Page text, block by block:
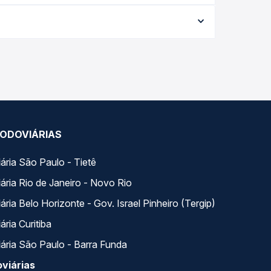
oferta para o seu roteiro.
São Paulo - Tietê
Rio de Janeiro - Novo Rio
Belo Horizonte - Gov. Israel Pinheiro (Tergip)
Curitiba
São Paulo - Barra Funda